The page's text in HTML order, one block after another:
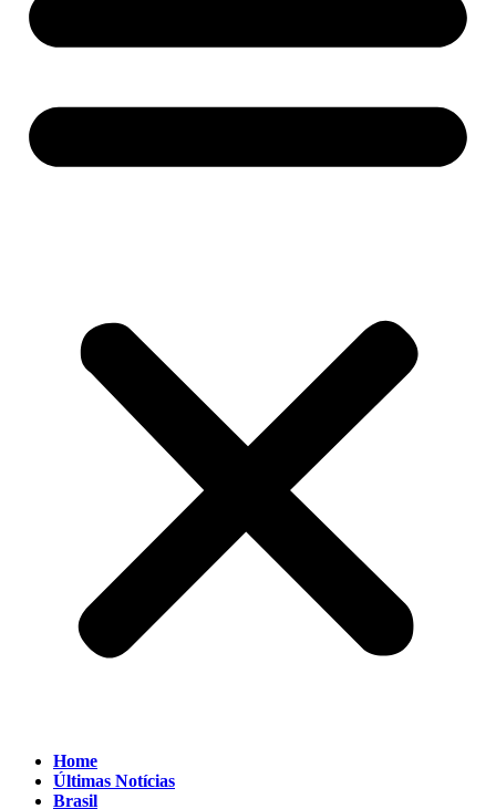
Home
Últimas Notícias
Brasil